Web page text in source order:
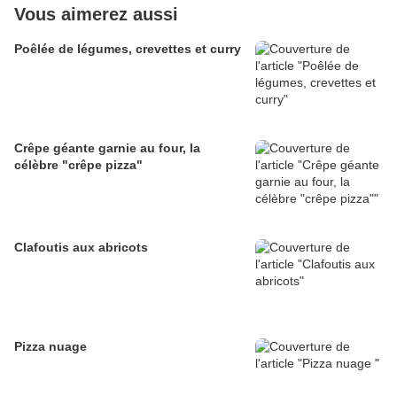
Vous aimerez aussi
Poêlée de légumes, crevettes et curry
Crêpe géante garnie au four, la
célèbre "crêpe pizza"
Clafoutis aux abricots
Pizza nuage